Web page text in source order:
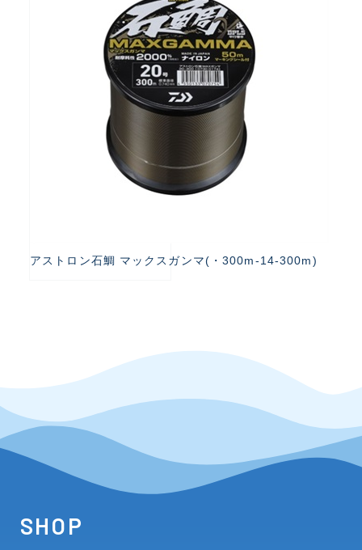
アストロン石鯛 マックスガンマ(・300m-14-300m)
SHOP